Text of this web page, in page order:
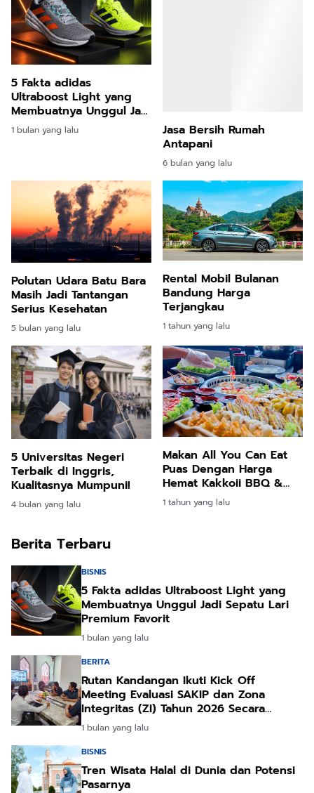
5 Fakta adidas
Ultraboost Light yang
Membuatnya Unggul Jadi
Sepatu Lari Premium
Favorit
1 bulan yang lalu
Jasa Bersih Rumah
Antapani
6 bulan yang lalu
Polutan Udara Batu Bara
Masih Jadi Tantangan
Serius Kesehatan
5 bulan yang lalu
Rental Mobil Bulanan
Bandung Harga
Terjangkau
1 tahun yang lalu
5 Universitas Negeri
Terbaik di Inggris,
Kualitasnya Mumpuni!
4 bulan yang lalu
Makan All You Can Eat
Puas Dengan Harga
Hemat Kakkoii BBQ &
Shabu-Shabu
1 tahun yang lalu
Berita Terbaru
BISNIS
5 Fakta adidas Ultraboost Light yang
Membuatnya Unggul Jadi Sepatu Lari
Premium Favorit
1 bulan yang lalu
BERITA
Rutan Kandangan Ikuti Kick Off
Meeting Evaluasi SAKIP dan Zona
Integritas (ZI) Tahun 2026 Secara
Daring
1 bulan yang lalu
BISNIS
Tren Wisata Halal di Dunia dan Potensi
Pasarnya